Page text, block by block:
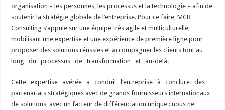
organisation – les personnes, les processus et la technologie – afin de
soutenir la stratégie globale de l’entreprise. Pour ce faire, MCB
Consulting s’appuie sur une équipe très agile et multiculturelle,
mobilisant une expertise et une expérience de première ligne pour
proposer des solutions réussies et accompagner les clients tout au
long du processus de transformation et au-delà.
Cette expertise avérée a conduit l’entreprise à conclure des
partenariats stratégiques avec de grands fournisseurs internationaux
de solutions, avec un facteur de différenciation unique : nous ne